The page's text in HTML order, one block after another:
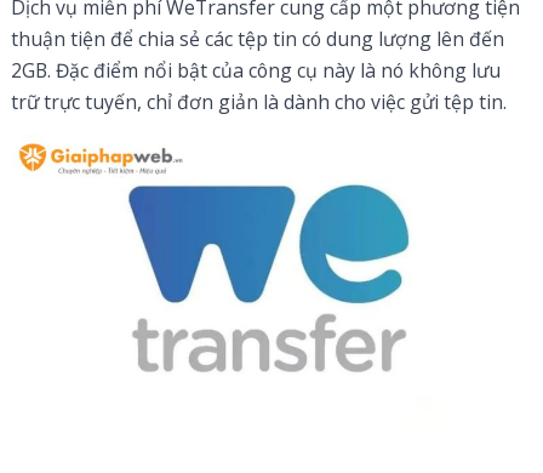
Dịch vụ miễn phí WeTransfer cung cấp một phương tiện
thuận tiện để chia sẻ các tệp tin có dung lượng lên đến
2GB. Đặc điểm nổi bật của công cụ này là nó không lưu
trữ trực tuyến, chỉ đơn giản là dành cho việc gửi tệp tin.